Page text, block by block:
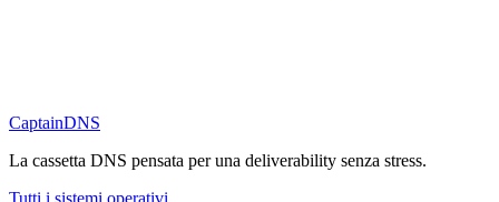
CaptainDNS
La cassetta DNS pensata per una deliverability senza stress.
Tutti i sistemi operativi